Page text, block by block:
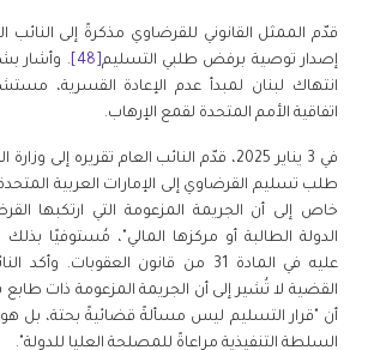
قدّم الممثل القانوني للقرضاوي مذكرةً إلى النائب
إصدار توصية برفض طلبي التسليم[48]
. وأشار
اتفاقية الأمم المتحدة لقمع الإرهاب.
في 3 يناير 2025، قدّم النائب العام تقريره إلى
طلب تسليم القرضاوي إلى الإمارات العربية
خاص إلى أن الجريمة المزعومة التي ارتكبها
الدولة الطالبة أو مركزها المالي"، مُستوفيًا
عليه في المادة 31 من قانون العقوبات.
القضية لا تُشير إلى أن الجريمة المزعومة ذات
أن "قرار التسليم ليس مسألةً قضائيةً بحتة، بل هو
السلطة التنفيذية مراعاةً للمصلحة العليا للدولة".